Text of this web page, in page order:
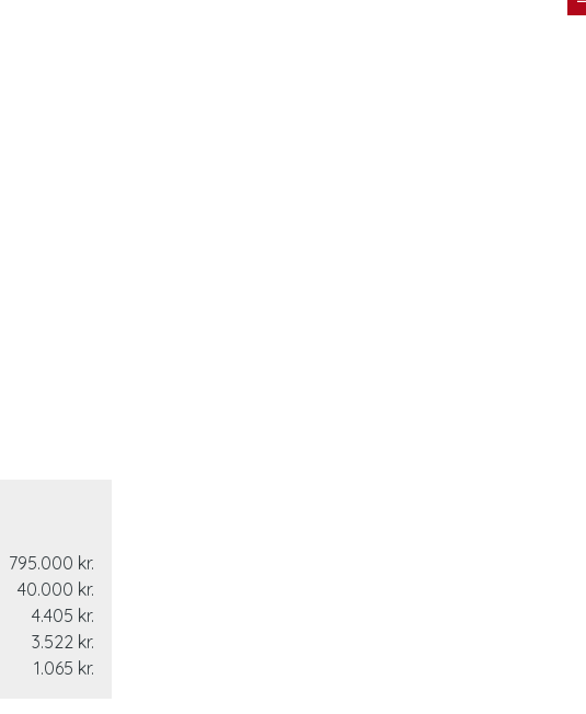
795.000 kr.
40.000 kr.
4.405 kr.
3.522 kr.
1.065 kr.